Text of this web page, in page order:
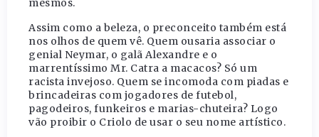
mesmos.
Assim como a beleza, o preconceito também está
nos olhos de quem vê. Quem ousaria associar o
genial Neymar, o galã Alexandre e o
marrentíssimo Mr. Catra a macacos? Só um
racista invejoso. Quem se incomoda com piadas e
brincadeiras com jogadores de futebol,
pagodeiros, funkeiros e marias-chuteira? Logo
vão proibir o Criolo de usar o seu nome artístico.